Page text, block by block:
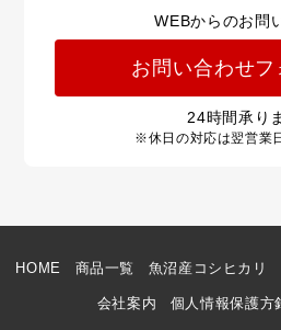
WEBからのお問
お問い合わせフ
24時間承り
※休日の対応は翌営業
HOME 商品一覧 魚沼産コシヒカリ
会社案内 個人情報保護方